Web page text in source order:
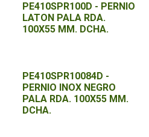
PE410SPR100D - PERNIO
LATON PALA RDA.
100X55 MM. DCHA.
PE410SPR10084D -
PERNIO INOX NEGRO
PALA RDA. 100X55 MM.
DCHA.